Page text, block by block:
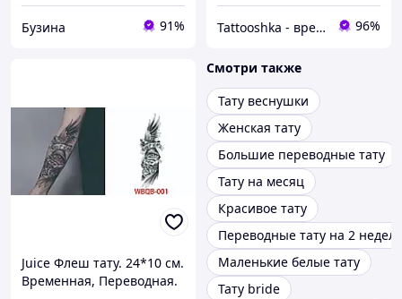
Бузина 91% Tattooshka - временные тату и 3D стикеры 96%
Juice Флеш тату. 24*10 см.
Временная, Переводная.
Смотри также
Тату веснушки
Женская тату
Большие переводные тату
Тату на месяц
Красивое тату
Переводные тату на 2
Маленькие белые тату
Тату bride